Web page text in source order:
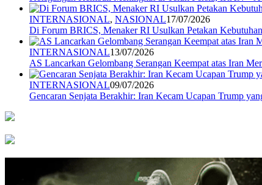
INTERNASIONAL, NASIONAL17/07/2026
Di Forum BRICS, Menaker RI Usulkan Petakan
INTERNASIONAL13/07/2026
AS Lancarkan Gelombang Serangan Keempat atas Iran
INTERNASIONAL09/07/2026
Gencaran Senjata Berakhir: Iran Kecam Ucapan Trump